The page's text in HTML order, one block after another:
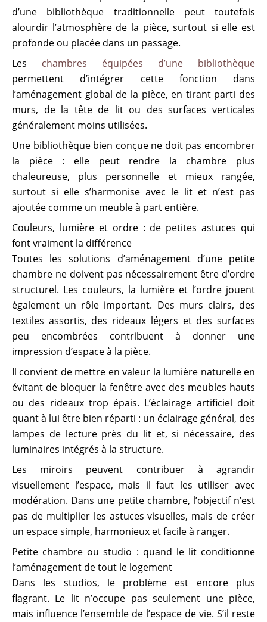
d’une bibliothèque traditionnelle peut toutefois
alourdir l’atmosphère de la pièce, surtout si elle est
profonde ou placée dans un passage.
Les chambres équipées d’une bibliothèque
permettent d’intégrer cette fonction dans
l’aménagement global de la pièce, en tirant parti des
murs, de la tête de lit ou des surfaces verticales
généralement moins utilisées.
Une bibliothèque bien conçue ne doit pas encombrer
la pièce : elle peut rendre la chambre plus
chaleureuse, plus personnelle et mieux rangée,
surtout si elle s’harmonise avec le lit et n’est pas
ajoutée comme un meuble à part entière.
Couleurs, lumière et ordre : de petites astuces qui
font vraiment la différence
Toutes les solutions d’aménagement d’une petite
chambre ne doivent pas nécessairement être d’ordre
structurel. Les couleurs, la lumière et l’ordre jouent
également un rôle important. Des murs clairs, des
textiles assortis, des rideaux légers et des surfaces
peu encombrées contribuent à donner une
impression d’espace à la pièce.
Il convient de mettre en valeur la lumière naturelle en
évitant de bloquer la fenêtre avec des meubles hauts
ou des rideaux trop épais. L’éclairage artificiel doit
quant à lui être bien réparti : un éclairage général, des
lampes de lecture près du lit et, si nécessaire, des
luminaires intégrés à la structure.
Les miroirs peuvent contribuer à agrandir
visuellement l’espace, mais il faut les utiliser avec
modération. Dans une petite chambre, l’objectif n’est
pas de multiplier les astuces visuelles, mais de créer
un espace simple, harmonieux et facile à ranger.
Petite chambre ou studio : quand le lit conditionne
l’aménagement de tout le logement
Dans les studios, le problème est encore plus
flagrant. Le lit n’occupe pas seulement une pièce,
mais influence l’ensemble de l’espace de vie. S’il reste